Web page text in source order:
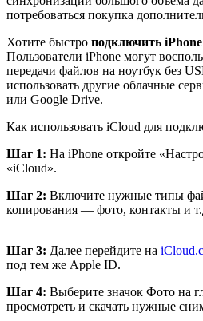
потребоваться покупка
Хотите быстро подключить
Пользователи iPhone могут
передачи файлов на ноутбук без
использовать другие облачные
или Google Drive.
Как использовать iCloud для
Шаг 1: На iPhone откройте
«iCloud».
Шаг 2: Включите нужные типы
копирования — фото, контакты и
Шаг 3: Далее перейдите на
под тем же Apple ID.
Шаг 4: Выберите значок Фото на
просмотреть и скачать нужные